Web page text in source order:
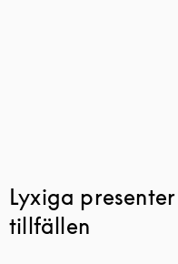
Lyxiga
tillfällen